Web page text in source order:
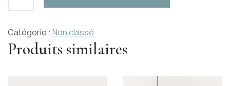
Catégorie : Non classé
Produits similaires